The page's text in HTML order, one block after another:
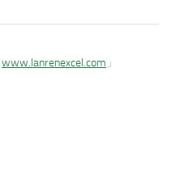
www.lanrenexcel.com 」